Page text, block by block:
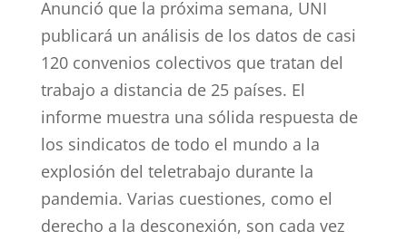
Anunció que la próxima semana, UNI
publicará un análisis de los datos de casi
120 convenios colectivos que tratan del
trabajo a distancia de 25 países. El
informe muestra una sólida respuesta de
los sindicatos de todo el mundo a la
explosión del teletrabajo durante la
pandemia. Varias cuestiones, como el
derecho a la desconexión, son cada vez